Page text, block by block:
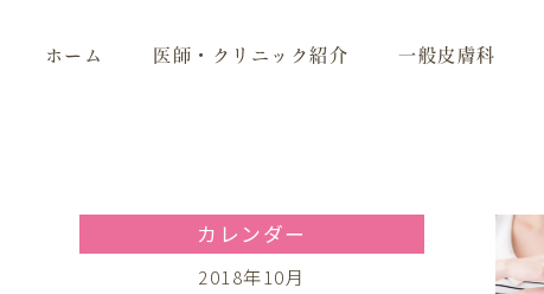
ホーム 医師・クリニック紹介 一般皮膚科
カレンダー
2018年10月